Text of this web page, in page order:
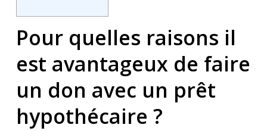
Pour quelles raisons il
est avantageux de faire
un don avec un prêt
hypothécaire ?